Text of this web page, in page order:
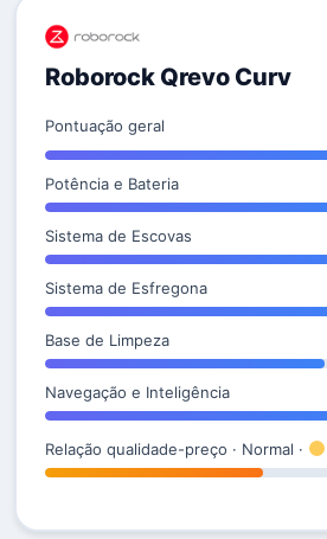
Roborock Qrevo Curv
Pontuação geral
Potência e Bateria
Sistema de Escovas
Sistema de Esfregona
Base de Limpeza
Navegação e Inteligência
Relação qualidade-preço · Normal ·